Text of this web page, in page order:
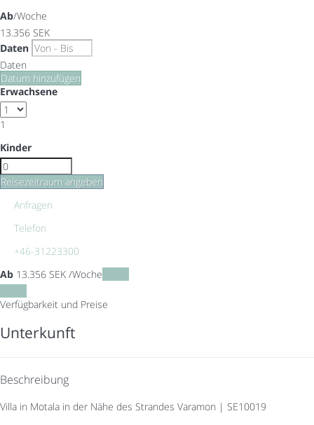
Ab/Woche
13.356 SEK
Daten
Daten
Datum hinzufügen
Erwachsene
1
Kinder
Reisezeitraum angeben
Anfragen
Telefon
+46-31223300
Ab 13.356 SEK /Woche
Verfügbarkeit und Preise
Unterkunft
Beschreibung
Villa in Motala in der Nähe des Strandes Varamon | SE10019